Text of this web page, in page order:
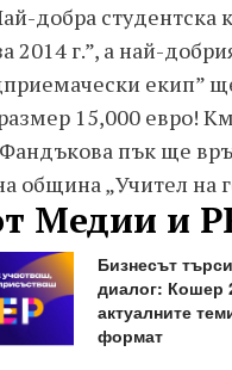
добра студентска
2014 г.”, а най-
екип”
15,000 евро!
пък ще
община „Учител на
Медии и
Бизнесът
диалог: Кошер
актуалните
формат